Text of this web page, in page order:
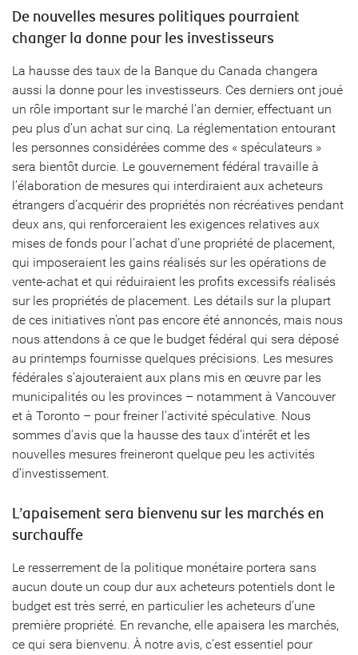
De nouvelles mesures politiques pourraient
changer la donne pour les investisseurs
La hausse des taux de la Banque du Canada changera
aussi la donne pour les investisseurs. Ces derniers ont joué
un rôle important sur le marché l’an dernier, effectuant un
peu plus d’un achat sur cinq. La réglementation entourant
les personnes considérées comme des « spéculateurs »
sera bientôt durcie. Le gouvernement fédéral travaille à
l’élaboration de mesures qui interdiraient aux acheteurs
étrangers d’acquérir des propriétés non récréatives pendant
deux ans, qui renforceraient les exigences relatives aux
mises de fonds pour l’achat d’une propriété de placement,
qui imposeraient les gains réalisés sur les opérations de
vente-achat et qui réduiraient les profits excessifs réalisés
sur les propriétés de placement. Les détails sur la plupart
de ces initiatives n’ont pas encore été annoncés, mais nous
nous attendons à ce que le budget fédéral qui sera déposé
au printemps fournisse quelques précisions. Les mesures
fédérales s’ajouteraient aux plans mis en œuvre par les
municipalités ou les provinces – notamment à Vancouver
et à Toronto – pour freiner l’activité spéculative. Nous
sommes d’avis que la hausse des taux d’intérêt et les
nouvelles mesures freineront quelque peu les activités
d’investissement.
L’apaisement sera bienvenu sur les marchés en
surchauffe
Le resserrement de la politique monétaire portera sans
aucun doute un coup dur aux acheteurs potentiels dont le
budget est très serré, en particulier les acheteurs d’une
première propriété. En revanche, elle apaisera les marchés,
ce qui sera bienvenu. À notre avis, c’est essentiel pour